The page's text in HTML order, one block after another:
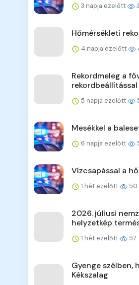
3 napja ezelőtt
Hőmérsékleti
4 napja ezelőtt
Rekordmeleg a
rekordbeállítással
5 napja ezelőtt
Mesékkel a
6 napja ezelőtt
Vízcsapással a
1 hét ezelőtt 50
2026. júliusi
helyzetkép
1 hét ezelőtt 57
Gyenge szélben,
Kékszalag